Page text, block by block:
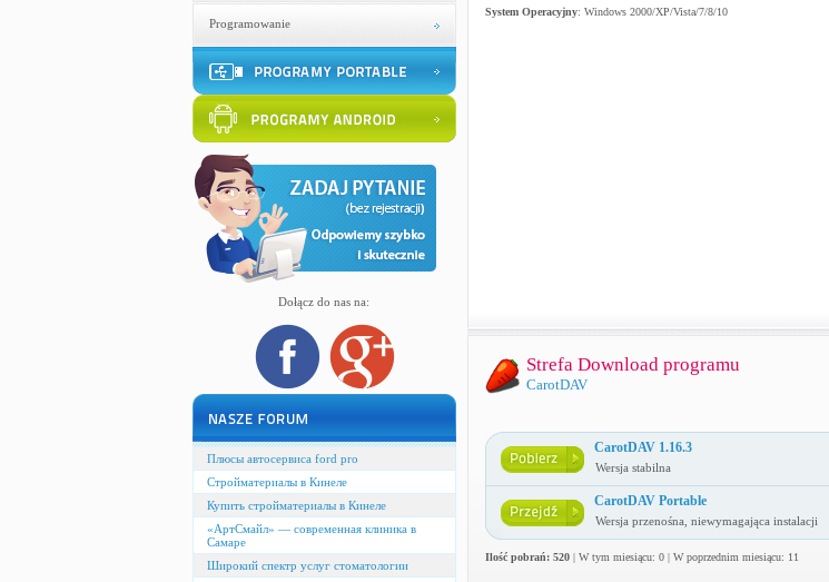
Programowanie
Dołącz do nas na:
Плюсы автосервиса ford pro
Стройматериалы в Кинеле
Купить стройматериалы в Кинеле
«АртСмайл» — современная клиника в
Самаре
Широкий спектр услуг стоматологии
System Operacyjny: Windows 2000/XP/Vista/7/8/10
Strefa Download programu
CarotDAV
CarotDAV 1.16.3
Wersja stabilna
CarotDAV Portable
Wersja przenośna, niewymagająca instalacji
Ilość pobrań: 520| W tym miesiącu: 0 | W poprzednim miesiącu: 11